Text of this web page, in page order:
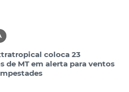
coloca 23
de MT em alerta para ventos